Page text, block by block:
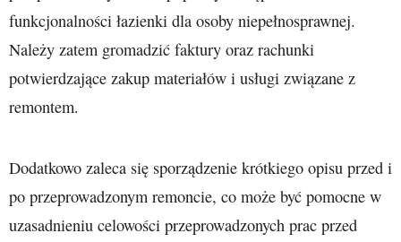
funkcjonalności łazienki dla osoby niepełnosprawnej.
Należy zatem gromadzić faktury oraz rachunki
potwierdzające zakup materiałów i usługi związane z
remontem.
Dodatkowo zaleca się sporządzenie krótkiego opisu przed i
po przeprowadzonym remoncie, co może być pomocne w
uzasadnieniu celowości przeprowadzonych prac przed